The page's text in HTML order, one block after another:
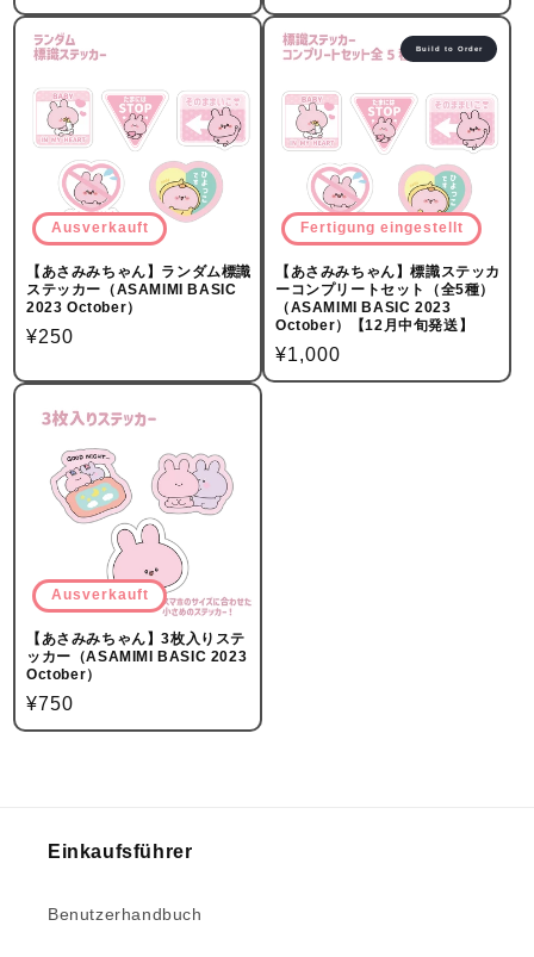
Ausverkauft
【あさみみちゃん】ランダム標識
ステッカー（ASAMIMI BASIC
2023 October）
Normalpreis
¥250
Fertigung eingestellt
【あさみみちゃん】標識ステッカ
ーコンプリートセット（全5種）
（ASAMIMI BASIC 2023
October）【12月中旬発送】
Normalpreis
¥1,000
Build to Order
Ausverkauft
【あさみみちゃん】3枚入りステ
ッカー（ASAMIMI BASIC 2023
October）
Normalpreis
¥750
Einkaufsführer
Benutzerhandbuch